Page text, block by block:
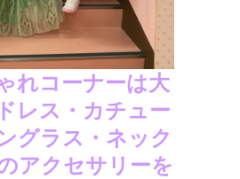
れコーナーは大
レス・カチュー
グラス・ネック
アクセサリーを